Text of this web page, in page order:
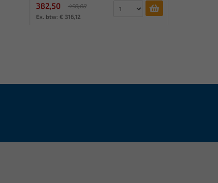
382,50
450,00
Ex. btw: € 316,12